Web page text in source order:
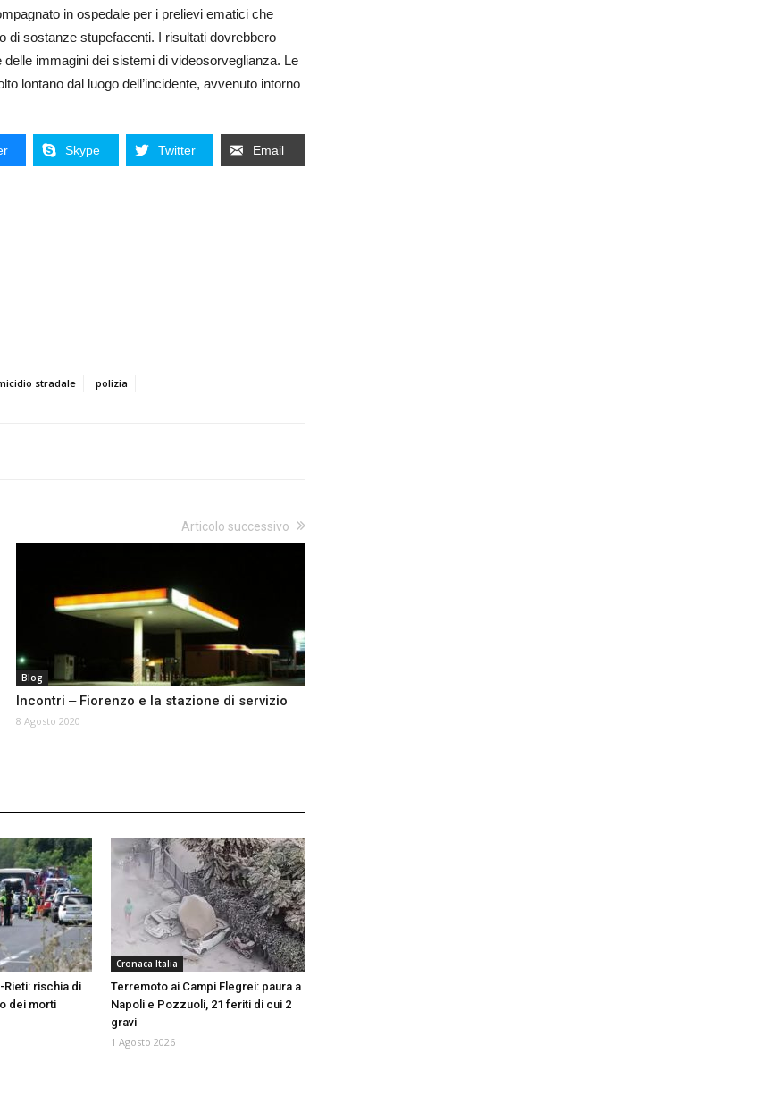
in ospedale per i prelievi ematici che
di sostanze stupefacenti. I risultati dovrebbero
immagini dei sistemi di videosorveglianza. Le
lontano dal luogo dell’incidente, avvenuto intorno
Skype Twitter Email
stradale polizia
Articolo successivo
Blog
Incontri ‒ Fiorenzo e la stazione di servizio
8 Agosto 2020
Rieti: rischia di
dei morti
Cronaca Italia
Terremoto ai Campi Flegrei: paura a
Napoli e Pozzuoli, 21 feriti di cui 2
gravi
1 Agosto 2026